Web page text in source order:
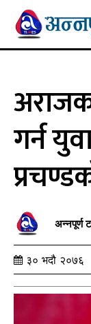
गर्न
अन्नपूर्ण
३० भदौ २०७६